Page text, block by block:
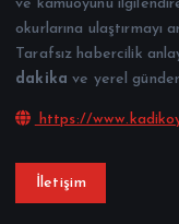
ve kamuoyunu
okurlarına ulaştırmayı
Tarafsız habercilik
dakika ve yerel
https://
İletişim